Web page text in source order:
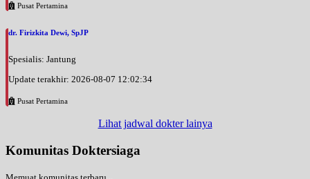
Jumat, 28/08/2026
EKSEKUTIF
Jumat, 28/08/2026
Jam 15:00 - 16:00
Jam 07:00 - 10:00
Pusat Pertamina
dr. Firizkita Dewi, SpJP
Spesialis: Jantung
Update terakhir: 2026-08-07 12:02:34
Pusat Pertamina
Lihat jadwal dokter lainya
Komunitas Doktersiaga